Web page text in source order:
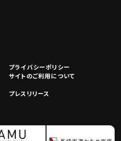
プライバシーポリシー
サイトのご利用について
プレスリリース